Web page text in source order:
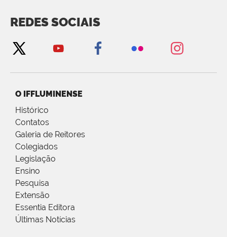
REDES SOCIAIS
O IFFLUMINENSE
Histórico
Contatos
Galeria de Reitores
Colegiados
Legislação
Ensino
Pesquisa
Extensão
Essentia Editora
Últimas Notícias